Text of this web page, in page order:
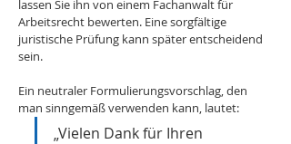
lassen Sie ihn von einem Fachanwalt für
Arbeitsrecht bewerten. Eine sorgfältige
juristische Prüfung kann später entscheidend
sein.
Ein neutraler Formulierungsvorschlag, den
man sinngemäß verwenden kann, lautet:
„Vielen Dank für Ihren